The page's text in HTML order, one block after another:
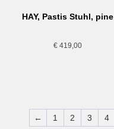
HAY, Pastis Stuhl, pine
€419,00
← 1 2 3 4